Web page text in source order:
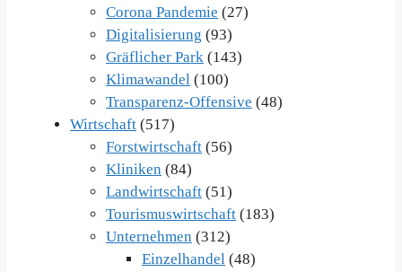
Corona Pandemie (27)
Digitalisierung (93)
Gräflicher Park (143)
Klimawandel (100)
Transparenz-Offensive (48)
Wirtschaft (517)
Forstwirtschaft (56)
Kliniken (84)
Landwirtschaft (51)
Tourismuswirtschaft (183)
Unternehmen (312)
Einzelhandel (48)